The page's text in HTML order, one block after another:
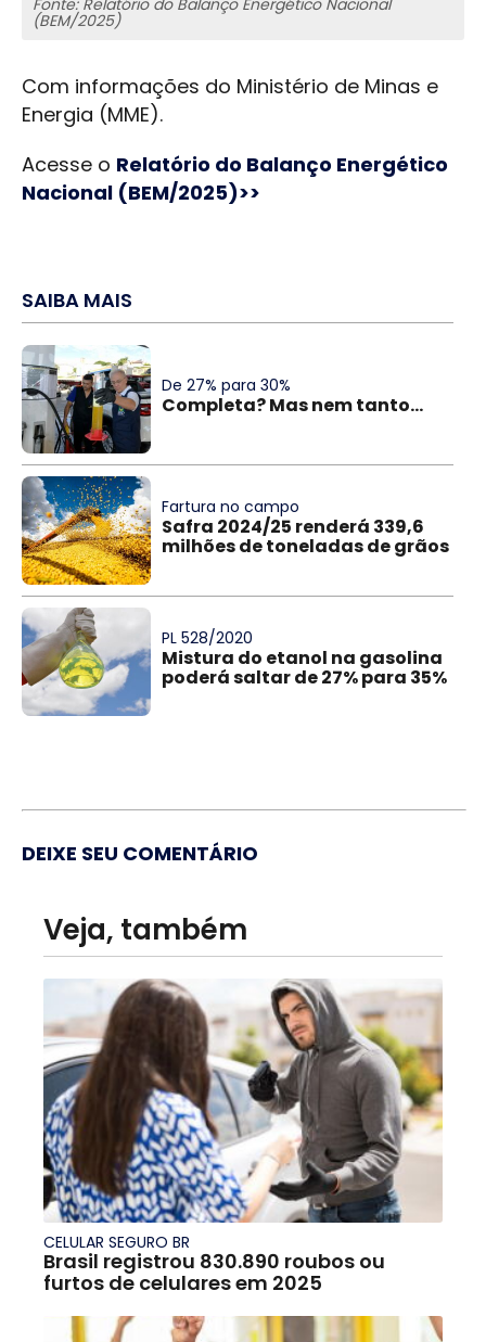
Fonte: Relatório do Balanço Energético Nacional
(BEM/2025)
Com informações do Ministério de Minas e
Energia (MME).
Acesse o Relatório do Balanço Energético
Nacional (BEM/2025)>>
SAIBA MAIS
De 27% para 30%
Completa? Mas nem tanto...
Fartura no campo
Safra 2024/25 renderá 339,6
milhões de toneladas de grãos
PL 528/2020
Mistura do etanol na gasolina
poderá saltar de 27% para 35%
DEIXE SEU COMENTÁRIO
Veja, também
CELULAR SEGURO BR
Brasil registrou 830.890 roubos ou
furtos de celulares em 2025